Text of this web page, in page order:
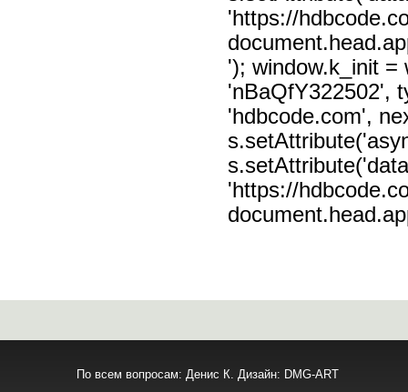
'https://
'); window.k_init =
'nBaQfY322502',
'hdbcode.com',
'https://
По всем вопросам: Денис К. Дизайн: DMG-ART